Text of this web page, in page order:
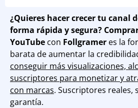
¿Quieres hacer crecer tu canal
forma rápida y segura?
YouTube con Follgramer es la
barata de aumentar la
conseguir más visualizaciones,
suscriptores para monetizar y
con marcas. Suscriptores reales,
garantía.